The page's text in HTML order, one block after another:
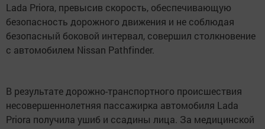
Lada Priora, превысив скорость, обеспечивающую
безопасность дорожного движения и не соблюдая
безопасный боковой интервал, совершил столкновение
с автомобилем Nissan Pathfinder.
В результате дорожно-транспортного происшествия
несовершеннолетняя пассажирка автомобиля Lada
Priora получила ушиб и ссадины лица. За медицинской